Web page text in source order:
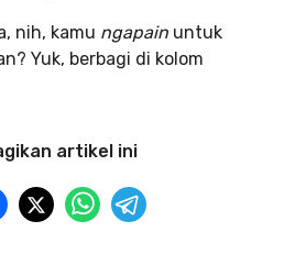
nih, kamu ngapain untuk
Yuk, berbagi di kolom
artikel ini